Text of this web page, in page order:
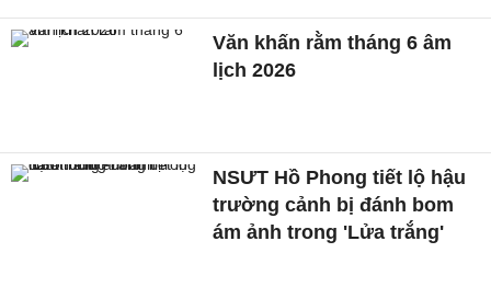
Văn khấn rằm tháng 6 âm
lịch 2026
NSƯT Hồ Phong tiết lộ hậu
trường cảnh bị đánh bom
ám ảnh trong 'Lửa trắng'